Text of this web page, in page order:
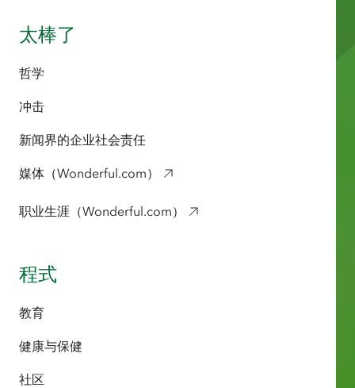
太棒了
哲学
冲击
新闻界的企业社会责任
媒体（Wonderful.com）
职业生涯（Wonderful.com）
程式
教育
健康与保健
社区